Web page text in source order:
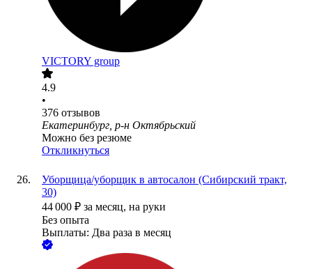
VICTORY group
4.9
•
376 отзывов
Екатеринбург, р-н Октябрьский
Можно без резюме
Откликнуться
Уборщица/уборщик в автосалон (Сибирский тракт,
30)
44 000 ₽ за месяц, на руки
Без опыта
Выплаты: Два раза в месяц